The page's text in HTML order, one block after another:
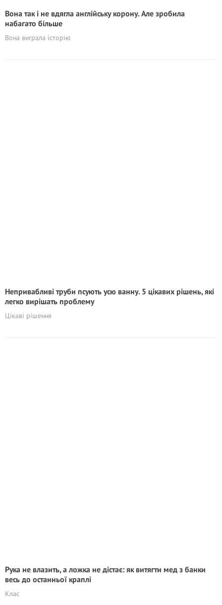
Вона так і не вдягла англійську корону. Але зробила
набагато більше
Вона виграла історію
Непривабливі труби псують усю ванну. 5 цікавих рішень, які
легко вирішать проблему
Цікаві рішення
Рука не влазить, а ложка не дістає: як витягти мед з банки
весь до останньої краплі
Клас